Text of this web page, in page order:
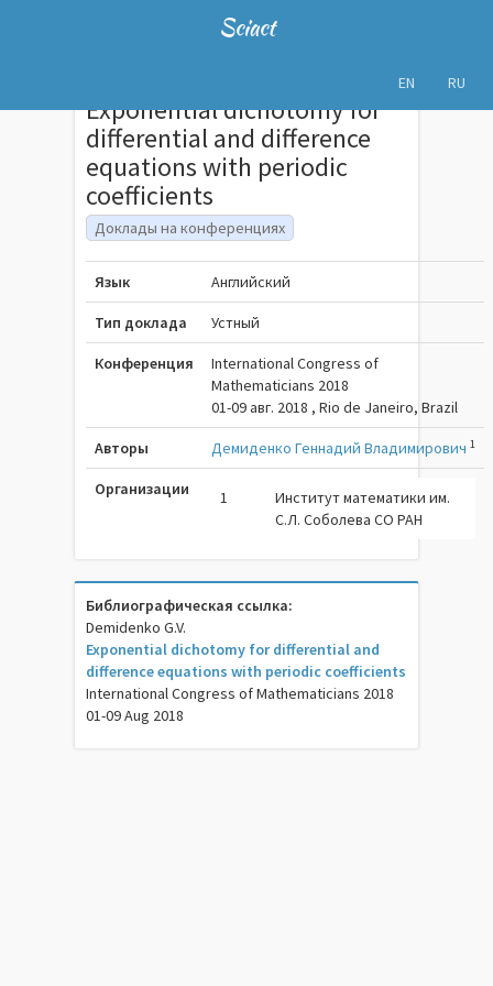
Sciact
EN RU
Exponential dichotomy for
differential and difference
equations with periodic
coefficients
Доклады на конференциях
Язык Английский
Тип доклада Устный
Конференция
International Congress of
Mathematicians 2018
01-09 авг. 2018 , Rio de Janeiro, Brazil
Авторы Демиденко Геннадий Владимирович 1
Организации 1
Институт математики им.
С.Л. Соболева СО РАН
Библиографическая ссылка:
Demidenko G.V.
Exponential dichotomy for differential and
difference equations with periodic coefficients
International Congress of Mathematicians 2018
01-09 Aug 2018